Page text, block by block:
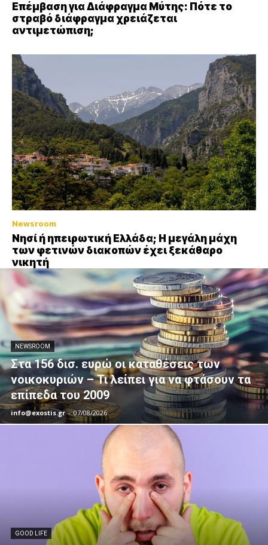
Επέμβαση για Διάφραγμα Μύτης: Πότε το
στραβό διάφραγμα χρειάζεται
αντιμετώπιση;
Newsroom
Νησί ή ηπειρωτική Ελλάδα; Η μεγάλη μάχη
των φετινών διακοπών έχει ξεκάθαρο
νικητή
NEWSROOM
Στα 156 δισ. ευρώ οι καταθέσεις των
νοικοκυριών – Τι λείπει για να φτάσουν τα
επίπεδα του 2009
info@exostis.gr - 07/08/2026
GOOD LIFE